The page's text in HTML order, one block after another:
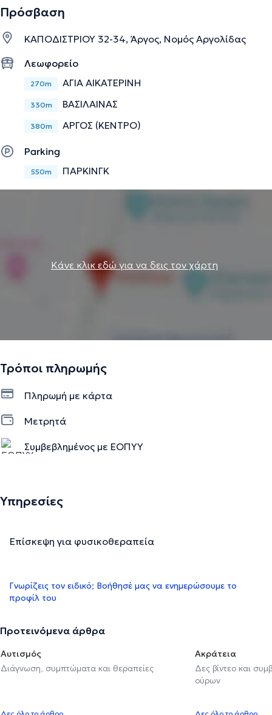
Πρόσβαση
ΚΑΠΟΔΙΣΤΡΙΟΥ 32-34, Άργος, Νομός Αργολίδας
Λεωφορείο
270m ΑΓΙΑ ΑΙΚΑΤΕΡΙΝΗ
330m ΒΑΣΙΛΑΙΝΑΣ
380m ΑΡΓΟΣ (ΚΕΝΤΡΟ)
Parking
550m ΠΑΡΚΙΝΓΚ
Κάνε κλικ εδώ για να δεις τον χάρτη
Τρόποι πληρωμής
Πληρωμή με κάρτα
Μετρητά
Συμβεβλημένος με ΕΟΠΥΥ
Υπηρεσίες
Επίσκεψη για φυσικοθεραπεία
Γνωρίζεις τον ειδικό; Βοήθησέ μας να ενημερώσουμε το
προφίλ του
Προτεινόμενα άρθρα
Αυτισμός
Διάγνωση, συμπτώματα και θεραπείες
Ακράτεια
Δες βίντεο και
ούρων